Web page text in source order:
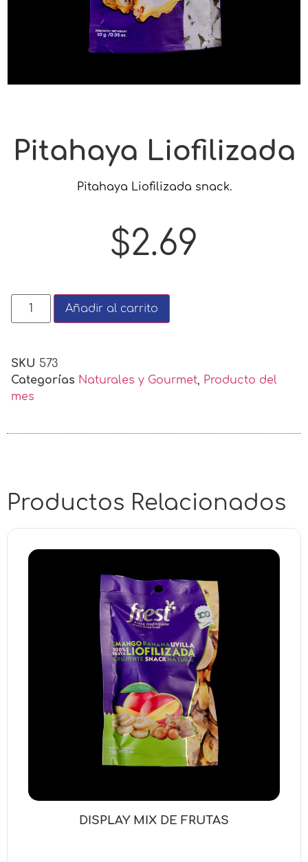
Pitahaya Liofilizada
Pitahaya Liofilizada snack.
$2.69
Añadir al carrito
SKU 573
Categorías Naturales y Gourmet
Producto del
mes
Productos Relacionados
DISPLAY MIX DE FRUTAS